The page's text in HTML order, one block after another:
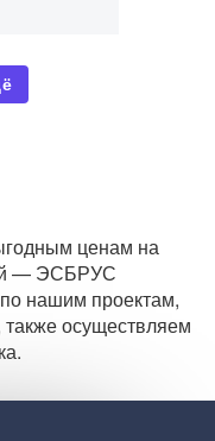
ценам на
— ЭСБРУС
нашим проектам,
осуществляем